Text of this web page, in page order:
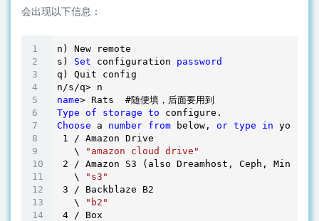
会出现以下信息：
n) New remote
s) Set configuration password
q) Quit config
name
Type
of storage to
Choose a number from below, or type in your
1 / Amazon Drive
   \
"amazon cloud drive"
2 / Amazon S3 (also Dreamhost, Ceph, Minio)
   \
"s3"
3 / Backblaze B2
   \
"b2"
4 / Box